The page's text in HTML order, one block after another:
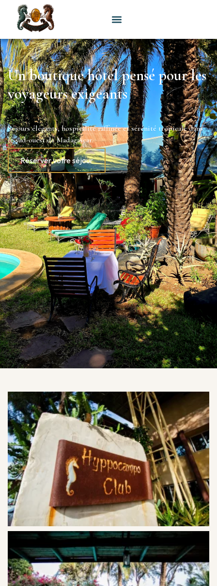
Un boutique hôtel pensé pour les
voyageurs exigeants
Séjours élégants, hospitalité raffinée et sérénité tropicale dans
le sud-ouest de Madagascar.
Réserver votre séjour